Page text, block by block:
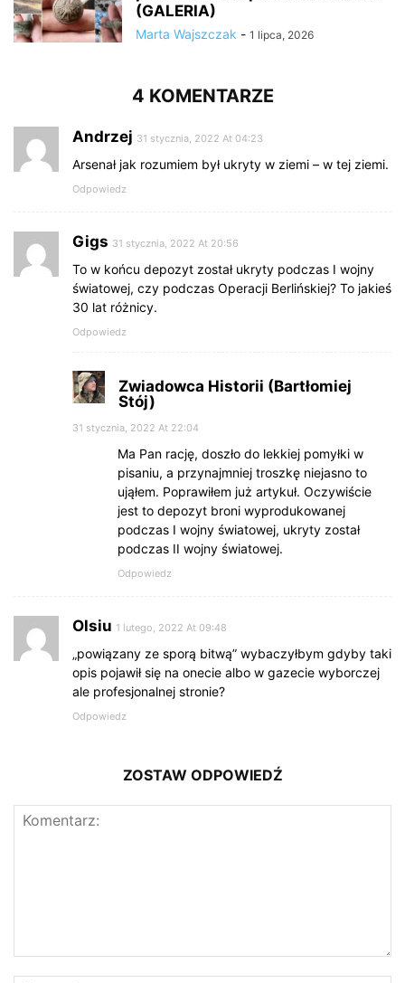
(GALERIA)
Marta Wajszczak - 1 lipca, 2026
4 KOMENTARZE
Andrzej 31 stycznia, 2022 At 04:23
Arsenał jak rozumiem był ukryty w ziemi – w tej ziemi.
Odpowiedz
Gigs 31 stycznia, 2022 At 20:56
To w końcu depozyt został ukryty podczas I wojny
światowej, czy podczas Operacji Berlińskiej? To jakieś
30 lat różnicy.
Odpowiedz
Zwiadowca Historii (Bartłomiej
Stój)
31 stycznia, 2022 At 22:04
Ma Pan rację, doszło do lekkiej pomyłki w
pisaniu, a przynajmniej troszkę niejasno to
ująłem. Poprawiłem już artykuł. Oczywiście
jest to depozyt broni wyprodukowanej
podczas I wojny światowej, ukryty został
podczas II wojny światowej.
Odpowiedz
Olsiu 1 lutego, 2022 At 09:48
„powiązany ze sporą bitwą” wybaczyłbym gdyby taki
opis pojawił się na onecie albo w gazecie wyborczej
ale profesjonalnej stronie?
Odpowiedz
ZOSTAW ODPOWIEDŹ